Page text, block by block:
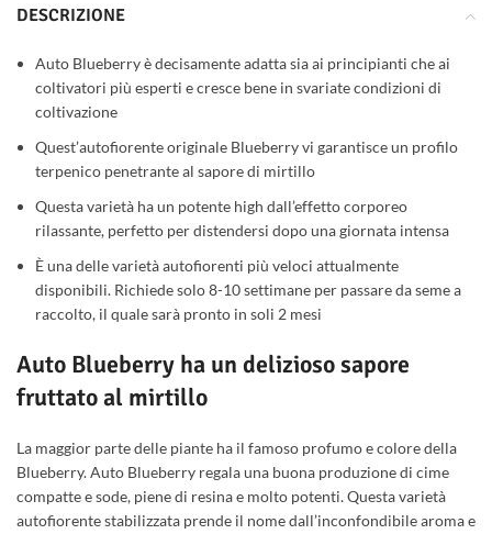
DESCRIZIONE
Auto Blueberry è decisamente adatta sia ai principianti che ai
coltivatori più esperti e cresce bene in svariate condizioni di
coltivazione
Quest’autofiorente originale Blueberry vi garantisce un profilo
terpenico penetrante al sapore di mirtillo
Questa varietà ha un potente high dall’effetto corporeo
rilassante, perfetto per distendersi dopo una giornata intensa
È una delle varietà autofiorenti più veloci attualmente
disponibili. Richiede solo 8-10 settimane per passare da seme a
raccolto, il quale sarà pronto in soli 2 mesi
Auto Blueberry ha un delizioso sapore
fruttato al mirtillo
La maggior parte delle piante ha il famoso profumo e colore della
Blueberry. Auto Blueberry regala una buona produzione di cime
compatte e sode, piene di resina e molto potenti. Questa varietà
autofiorente stabilizzata prende il nome dall’inconfondibile aroma e